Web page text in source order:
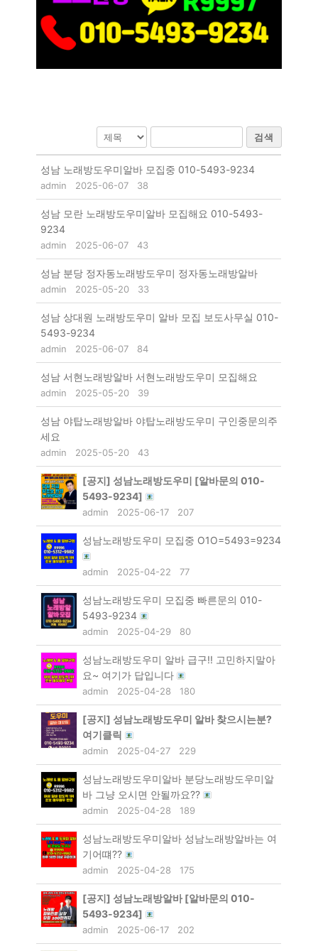
검색
성남 노래방도우미알바 모집중 010-5493-9234
admin 2025-06-07 38
성남 모란 노래방도우미알바 모집해요 010-5493-
9234
admin 2025-06-07 43
성남 분당 정자동노래방도우미 정자동노래방알바
admin 2025-05-20 33
성남 상대원 노래방도우미 알바 모집 보도사무실 010-
5493-9234
admin 2025-06-07 84
성남 서현노래방알바 서현노래방도우미 모집해요
admin 2025-05-20 39
성남 야탑노래방알바 야탑노래방도우미 구인중문의주
세요
admin 2025-05-20 43
[공지]성남노래방도우미 [알바문의 010-
5493-9234]
admin 2025-06-17 207
성남노래방도우미 모집중 O1O=5493=9234
admin 2025-04-22 77
성남노래방도우미 모집중 빠른문의 010-
5493-9234
admin 2025-04-29 80
성남노래방도우미 알바 급구!! 고민하지말아
요~ 여기가 답입니다
admin 2025-04-28 180
[공지]성남노래방도우미 알바 찾으시는분?
여기클릭
admin 2025-04-27 229
성남노래방도우미알바 분당노래방도우미알
바 그냥 오시면 안될까요??
admin 2025-04-28 189
성남노래방도우미알바 성남노래방알바는 여
기어떄??
admin 2025-04-28 175
[공지]성남노래방알바 [알바문의 010-
5493-9234]
admin 2025-06-17 202